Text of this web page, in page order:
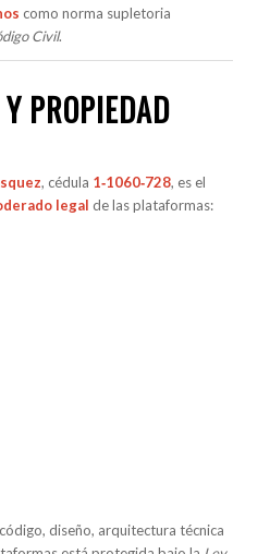
como norma supletoria
Civil.
PROPIEDAD
, cédula 1‑1060‑728, es el
legal de las plataformas:
diseño, arquitectura técnica